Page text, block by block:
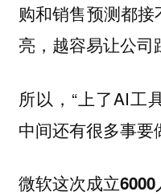
购和销售预测都
亮，越容易让公司
所以，“上了AI工
中间还有很多事要
微软这次成立